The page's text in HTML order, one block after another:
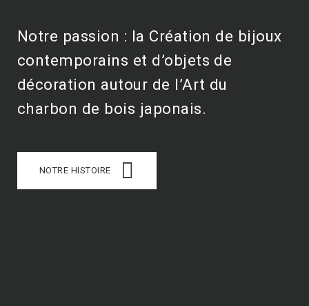
Notre passion : la Création de bijoux
contemporains et d’objets de
décoration autour de l’Art du
charbon de bois japonais.
NOTRE HISTOIRE